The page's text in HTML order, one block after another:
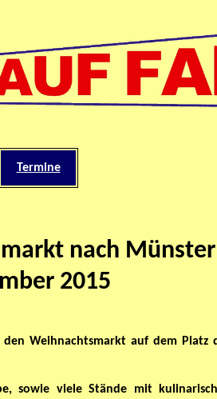
Termine
nach Münster
2015
Weihnachtsmarkt auf dem Platz
sowie viele Stände mit